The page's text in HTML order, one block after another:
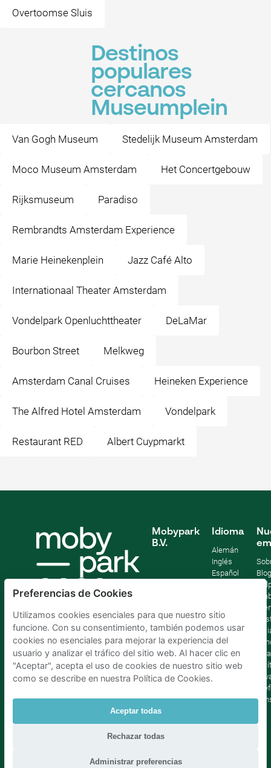
Overtoomse Sluis
Destinos
populares
cercanos
Museumplein
Van Gogh Museum Stedelijk Museum Amsterdam
Moco Museum Amsterdam Het Concertgebouw
Rijksmuseum Paradiso
Rembrandts Amsterdam Experience
Marie Heinekenplein Jazz Café Alto
Internationaal Theater Amsterdam
Vondelpark Openluchttheater DeLaMar
Bourbon Street Melkweg
Amsterdam Canal Cruises Heineken Experience
The Alfred Hotel Amsterdam Vondelpark
Restaurant RED Albert Cuypmarkt
Mobypark
B.V.
Idioma
Alemán
Inglés
Español
Blog
Parking Madrid La Latina|Parking Madrid Bilbao
Parking Bruselas Parking La Haya
Preferencias de Cookies
Utilizamos cookies esenciales para que nuestro sitio
funcione. Con su consentimiento, también podemos usar
cookies no esenciales para mejorar la experiencia del
usuario y analizar el tráfico del sitio web. Al hacer clic en
"Aceptar", acepta el uso de cookies de nuestro sitio web
como se describe en nuestra Política de Cookies.
Aceptar todas
Rechazar todas
Administrar preferencias